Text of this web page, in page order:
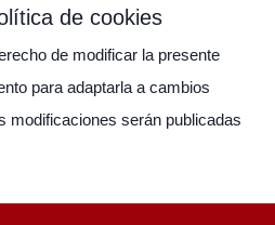
de cookies
de modificar la presente
para adaptarla a cambios
modificaciones serán publicadas